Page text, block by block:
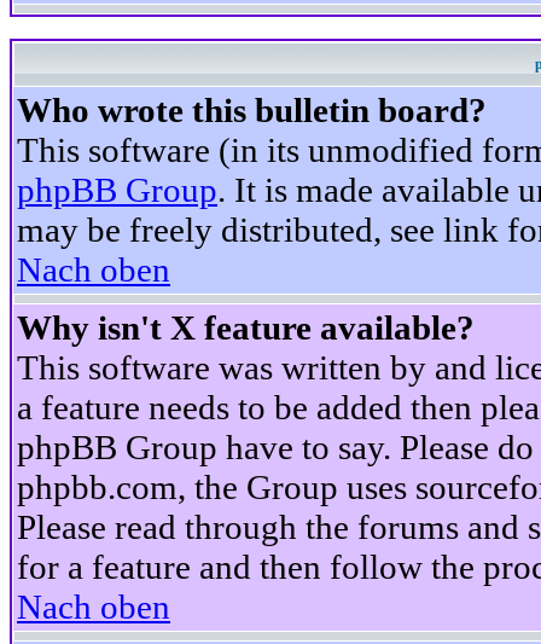
Who wrote this bulletin board?
This software (in its unmodified
phpBB Group. It is made available
may be freely distributed, see link
Nach oben
Why isn't X feature available?
This software was written by and
a feature needs to be added then
phpBB Group have to say. Please
phpbb.com, the Group uses
Please read through the forums
for a feature and then follow the
Nach oben